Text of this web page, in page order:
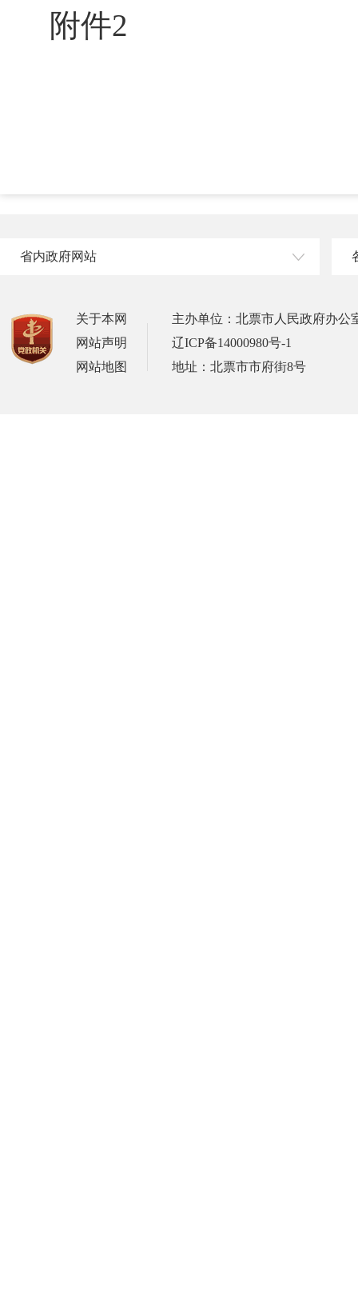
附件2
省内政府网站
关于本网
网站声明
网站地图
主办单位：北票市人民政府办公
辽ICP备14000980号-1
地址：北票市市府街8号